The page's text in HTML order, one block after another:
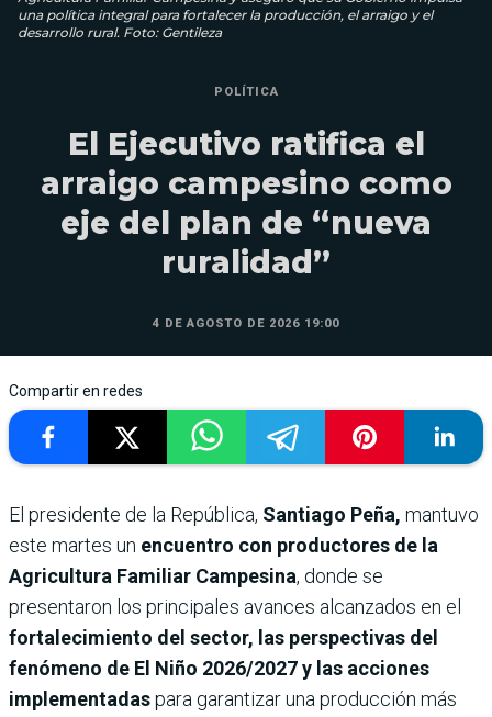
una política integral para fortalecer la producción, el arraigo y el
desarrollo rural. Foto: Gentileza
POLÍTICA
El Ejecutivo ratifica el
arraigo campesino como
eje del plan de “nueva
ruralidad”
4 DE AGOSTO DE 2026 19:00
Compartir en redes
El presidente de la República, Santiago Peña, mantuvo
este martes un encuentro con productores de la
Agricultura Familiar Campesina, donde se
presentaron los principales avances alcanzados en el
fortalecimiento del sector, las perspectivas del
fenómeno de El Niño 2026/2027 y las acciones
implementadaspara garantizar una producción más